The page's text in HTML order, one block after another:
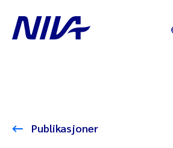
Publikasjoner